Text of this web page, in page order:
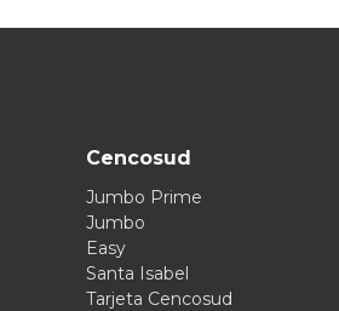
Cencosud
Jumbo Prime
Jumbo
Easy
Santa Isabel
Tarjeta Cencosud